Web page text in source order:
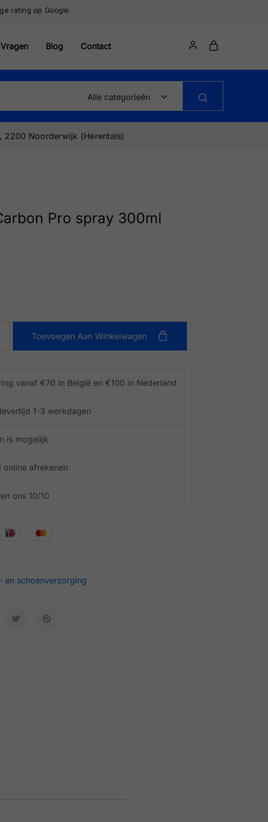
rating op Google
Blog Contact
Alle categorieën
2200 Noorderwijk (Herentals)
Pro spray 300ml
Toevoegen Aan Winkelwagen
vanaf €70 in België en €100 in Nederland
1-3 werkdagen
is mogelijk
online afrekenen
ons 10/10
en schoenverzorging